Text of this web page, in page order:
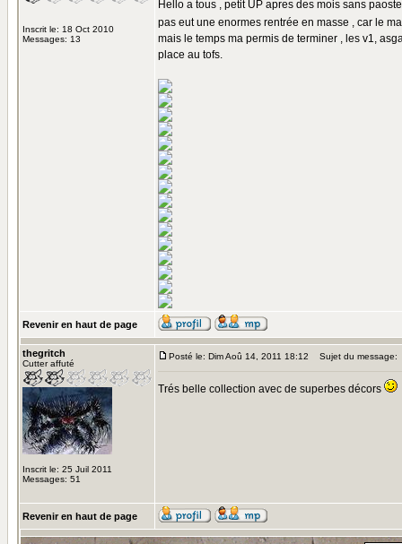
Inscrit le: 18 Oct 2010
Messages: 13
Hello a tous , petit UP apres des mois sans
pas eut une enormes rentrée en masse , car le
mais le temps ma permis de terminer , les v1,
place au tofs.
Revenir en haut de page
thegritch
Cutter affuté
Inscrit le: 25 Juil 2011
Messages: 51
Posté le: Dim Aoû 14, 2011 18:12 Sujet du message:
Trés belle collection avec de superbes décors
Revenir en haut de page